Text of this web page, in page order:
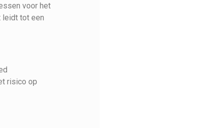
voor het
leidt tot een
risico op